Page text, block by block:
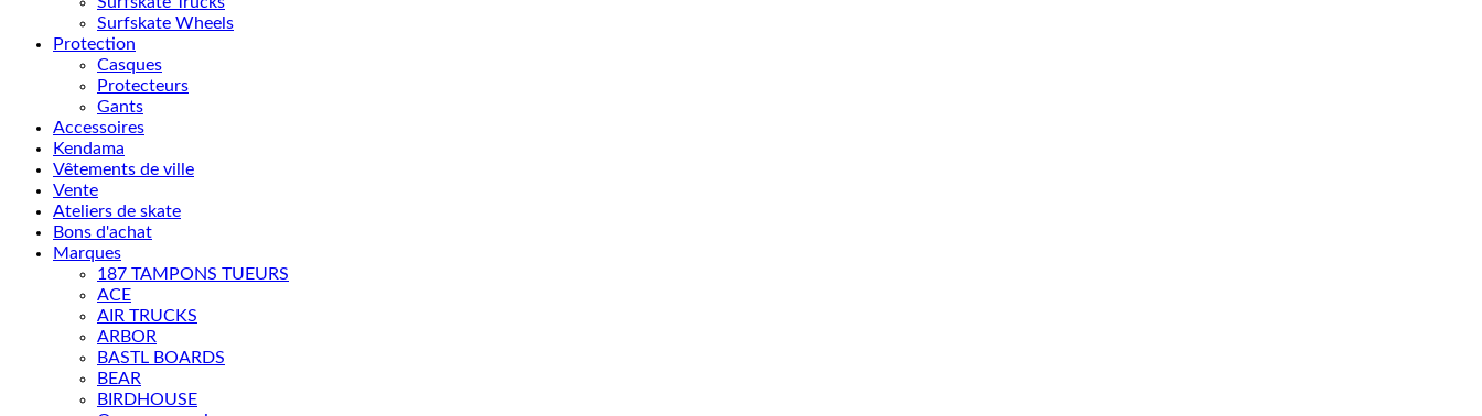
Surfskate Wheels
Protection
Casques
Protecteurs
Gants
Accessoires
Kendama
Vêtements de ville
Vente
Ateliers de skate
Bons d'achat
Marques
187 TAMPONS TUEURS
ACE
AIR TRUCKS
ARBOR
BASTL BOARDS
BEAR
BIRDHOUSE